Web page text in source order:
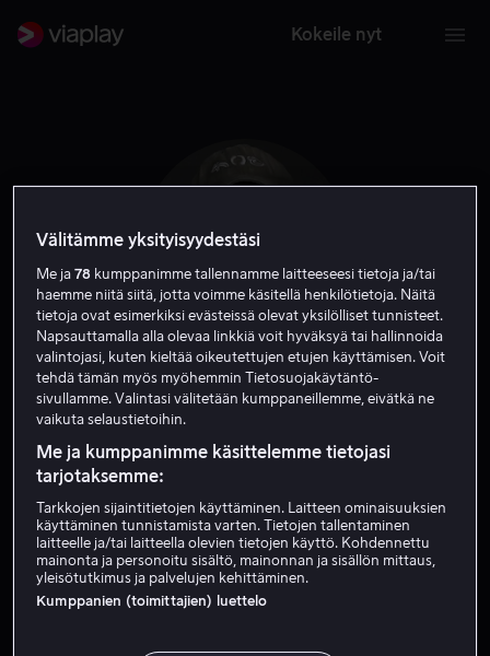
Kokeile nyt
Travis Hammer
Näyttelijä Vieras
Välitämme yksityisyydestäsi
Me ja78 kumppanimme tallennamme laitteeseesi tietoja ja/tai
haemme niitä siitä, jotta voimme käsitellä henkilötietoja. Näitä
tietoja ovat esimerkiksi evästeissä olevat yksilölliset tunnisteet.
Napsauttamalla alla olevaa linkkiä voit hyväksyä tai hallinnoida
valintojasi, kuten kieltää oikeutettujen etujen käyttämisen. Voit
tehdä tämän myös myöhemmin Tietosuojakäytäntö-
sivullamme. Valintasi välitetään kumppaneillemme, eivätkä ne
vaikuta selaustietoihin.
Me ja kumppanimme käsittelemme tietojasi
tarjotaksemme:
Tarkkojen sijaintitietojen käyttäminen. Laitteen ominaisuuksien
käyttäminen tunnistamista varten. Tietojen tallentaminen
laitteelle ja/tai laitteella olevien tietojen käyttö. Kohdennettu
mainonta ja personoitu sisältö, mainonnan ja sisällön mittaus,
yleisötutkimus ja palvelujen kehittäminen.
Kumppanien (toimittajien) luettelo